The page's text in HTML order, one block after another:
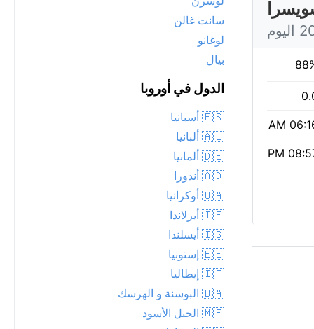
06:16
08:57
سانت غالن
لوغانو
بيال
الدول في أوروبا
🇪🇸 أسبانيا
🇦🇱 ألبانيا
🇩🇪 ألمانيا
🇦🇩 أندورا
🇺🇦 أوكرانيا
🇮🇪 أيرلاندا
🇮🇸 أيسلندا
🇪🇪 إستونيا
🇮🇹 إيطاليا
🇧🇦 البوسنة و الهرسك
🇲🇪 الجبل الأسود